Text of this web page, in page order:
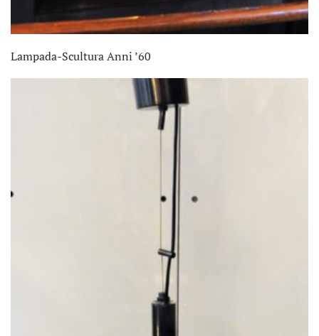
Lampada-Scultura Anni ’60